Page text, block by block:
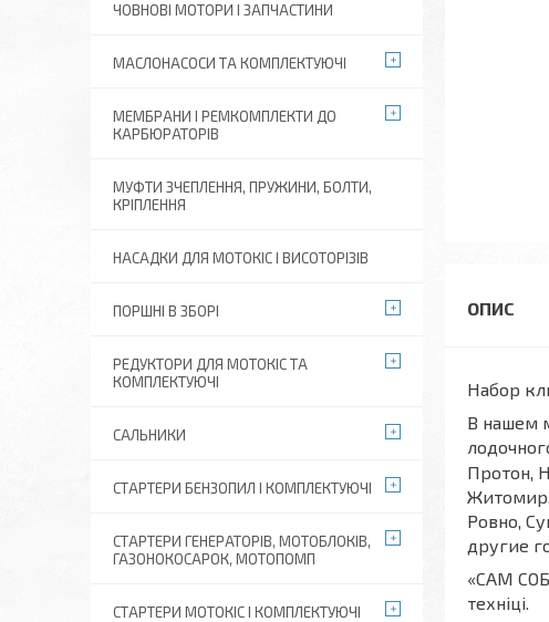
Набор
В нашем
Протон,
Житомир,
Ровно,
другие
«САМ
техніці.
ЧОВНОВІ МОТОРИ І ЗАПЧАСТИНИ
МАСЛОНАСОСИ ТА КОМПЛЕКТУЮЧІ
МЕМБРАНИ І РЕМКОМПЛЕКТИ ДО
КАРБЮРАТОРІВ
МУФТИ ЗЧЕПЛЕННЯ, ПРУЖИНИ, БОЛТИ,
КРІПЛЕННЯ
НАСАДКИ ДЛЯ МОТОКІС І ВИСОТОРІЗІВ
ПОРШНІ В ЗБОРІ
РЕДУКТОРИ ДЛЯ МОТОКІС ТА
КОМПЛЕКТУЮЧІ
САЛЬНИКИ
СТАРТЕРИ БЕНЗОПИЛ І КОМПЛЕКТУЮЧІ
СТАРТЕРИ ГЕНЕРАТОРІВ, МОТОБЛОКІВ,
ГАЗОНОКОСАРОК, МОТОПОМП
СТАРТЕРИ МОТОКІС І КОМПЛЕКТУЮЧІ